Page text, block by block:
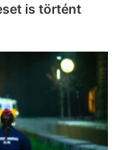
is történt